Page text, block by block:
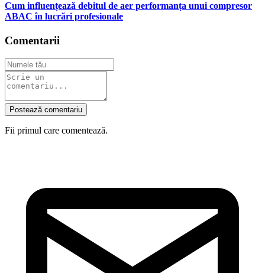
Cum influențează debitul de aer performanța unui compresor
ABAC în lucrări profesionale
Comentarii
Postează comentariu
Fii primul care comentează.